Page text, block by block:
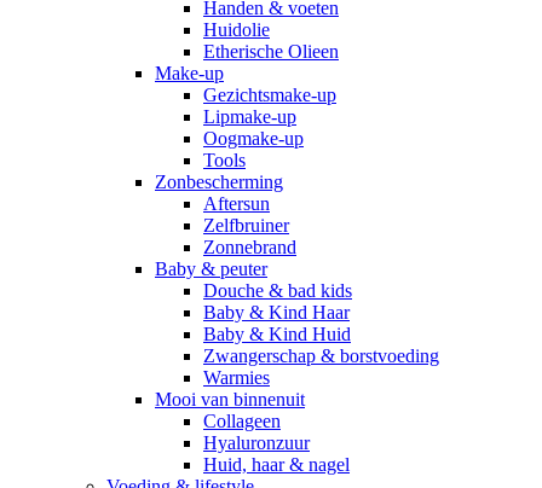
Handen & voeten
Huidolie
Etherische Olieen
Make-up
Gezichtsmake-up
Lipmake-up
Oogmake-up
Tools
Zonbescherming
Aftersun
Zelfbruiner
Zonnebrand
Baby & peuter
Douche & bad kids
Baby & Kind Haar
Baby & Kind Huid
Zwangerschap & borstvoeding
Warmies
Mooi van binnenuit
Collageen
Hyaluronzuur
Huid, haar & nagel